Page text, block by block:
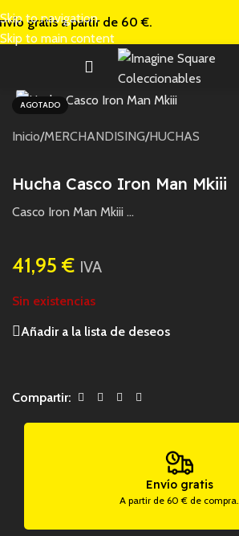
Skip to navigation
Skip to main content
gratis apartir de 60 €.
AGOTADO
Inicio/MERCHANDISING/HUCHAS
Hucha Casco Iron Man Mkiii
Casco Iron Man Mkiii …
41,95 € IVA
Sin existencias
Añadir a la lista de deseos
Compartir:
Envío gratis
A partir de 60 € de compra.